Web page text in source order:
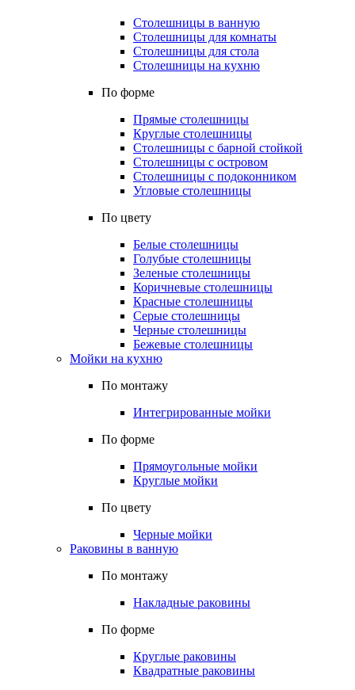
Столешницы в ванную
Столешницы для комнаты
Столешницы для стола
Столешницы на кухню
По форме
Прямые столешницы
Круглые столешницы
Столешницы с барной стойкой
Столешницы с островом
Столешницы с подоконником
Угловые столешницы
По цвету
Белые столешницы
Голубые столешницы
Зеленые столешницы
Коричневые столешницы
Красные столешницы
Серые столешницы
Черные столешницы
Бежевые столешницы
Мойки на кухню
По монтажу
Интегрированные мойки
По форме
Прямоугольные мойки
Круглые мойки
По цвету
Черные мойки
Раковины в ванную
По монтажу
Накладные раковины
По форме
Круглые раковины
Квадратные раковины